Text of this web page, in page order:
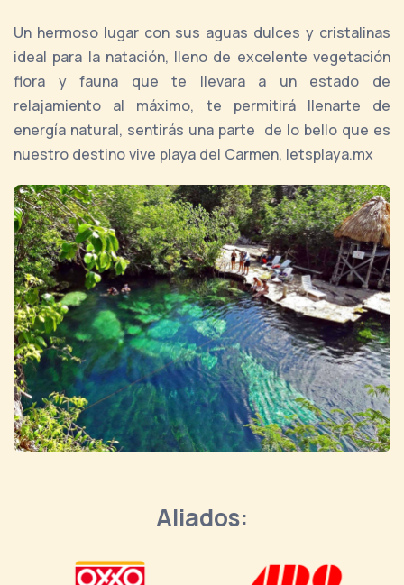
Un hermoso lugar con sus aguas dulces y cristalinas
ideal para la natación, lleno de excelente vegetación
flora y fauna que te llevara a un estado de
relajamiento al máximo, te permitirá llenarte de
energía natural, sentirás una parte de lo bello que es
nuestro destino vive playa del Carmen, letsplaya.mx
Aliados: